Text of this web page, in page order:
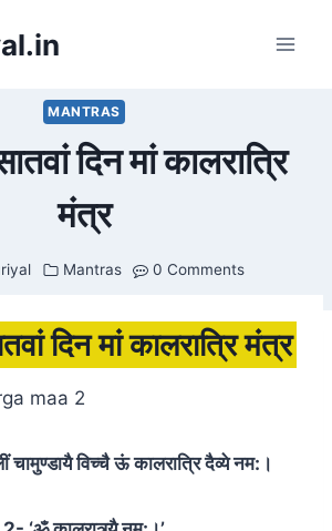
MANTRAS
दिन मां कालरात्रि
मंत्र
Mantras 0 Comments
दिन मां कालरात्रि मंत्र
चामुण्डायै विच्चै ऊं कालरात्रि दैव्ये नम:।